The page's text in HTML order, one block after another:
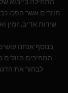
שירות אדיב, זמין
בנוסף אנחנו
המחירים הזולים
לבחור את